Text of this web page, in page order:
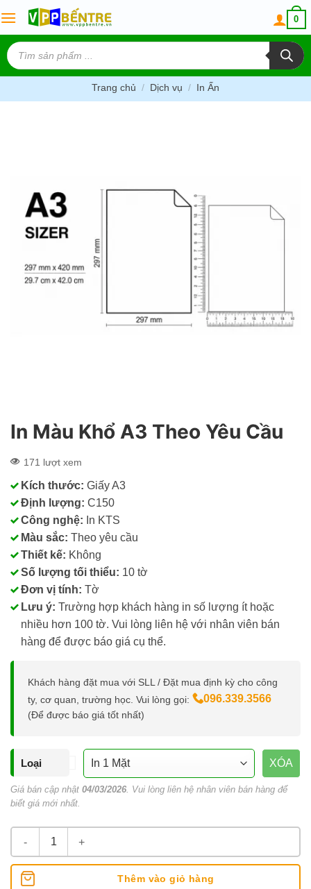
to
content
0
Tìm
kiếm
sản
phẩm
Trang chủ / Dịch vụ / In Ấn
In Màu Khổ A3 Theo Yêu Cầu
171 lượt xem
Kích thước: Giấy A3
Định lượng: C150
Công nghệ: In KTS
Màu sắc: Theo yêu cầu
Thiết kế: Không
Số lượng tối thiểu: 10 tờ
Đơn vị tính: Tờ
Lưu ý: Trường hợp khách hàng in số lượng ít hoặc
nhiều hơn 100 tờ. Vui lòng liên hệ với nhân viên bán
hàng để được báo giá cụ thể.
Khách hàng đặt mua với SLL / Đặt mua định kỳ cho công
ty, cơ quan, trường học. Vui lòng gọi:
096.339.3566
(Để được báo giá tốt nhất)
Loại XÓA
Giá bán cập nhật 04/03/2026. Vui lòng liên hệ nhân viên bán hàng để
biết giá mới nhất.
In Màu Khổ A3 Theo Yêu Cầu số lượng
Thêm vào giỏ hàng